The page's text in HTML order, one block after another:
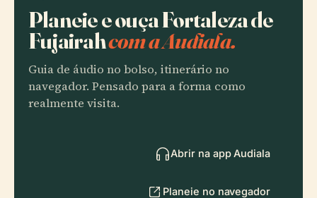
Planeie e ouça Fortaleza de
Fujairahcom a Audiala.
Guia de áudio no bolso, itinerário no
navegador. Pensado para a forma como
realmente visita.
Abrir na app Audiala
Planeie no navegador